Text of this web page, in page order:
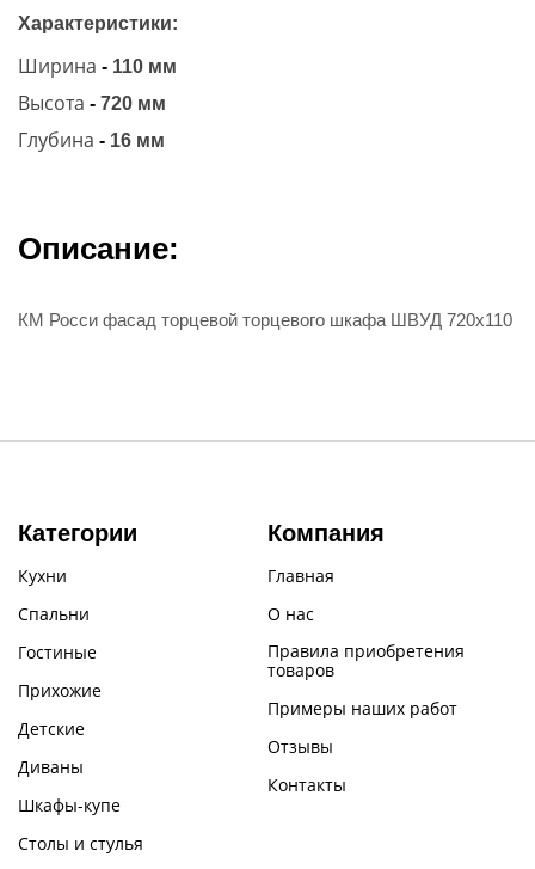
Характеристики:
Ширина - 110 мм
Высота - 720 мм
Глубина - 16 мм
Описание:
КМ Росси фасад торцевой торцевого шкафа ШВУД 720х110
Категории
Кухни
Спальни
Гостиные
Прихожие
Детские
Диваны
Шкафы-купе
Столы и стулья
Компания
Главная
О нас
Правила приобретения
товаров
Примеры наших работ
Отзывы
Контакты